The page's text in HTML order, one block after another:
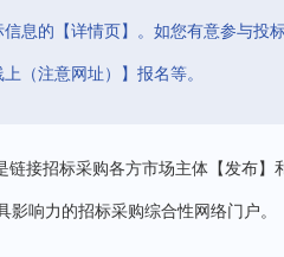
息的【详情页】。如您有意参与投
（注意网址）】报名等。
链接招标采购各方市场主体【发布
影响力的招标采购综合性网络门户。